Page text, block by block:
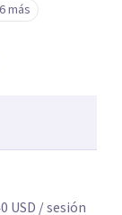
angustia.
más
USD / sesión